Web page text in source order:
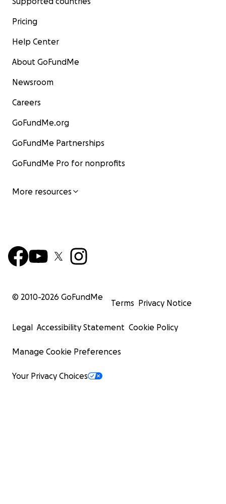
Pricing
Help Center
About GoFundMe
Newsroom
Careers
GoFundMe.org
GoFundMe Partnerships
GoFundMe Pro for nonprofits
More resources
© 2010-2026 GoFundMe
Terms Privacy Notice
Legal Accessibility Statement Cookie Policy
Manage Cookie Preferences
Your Privacy Choices